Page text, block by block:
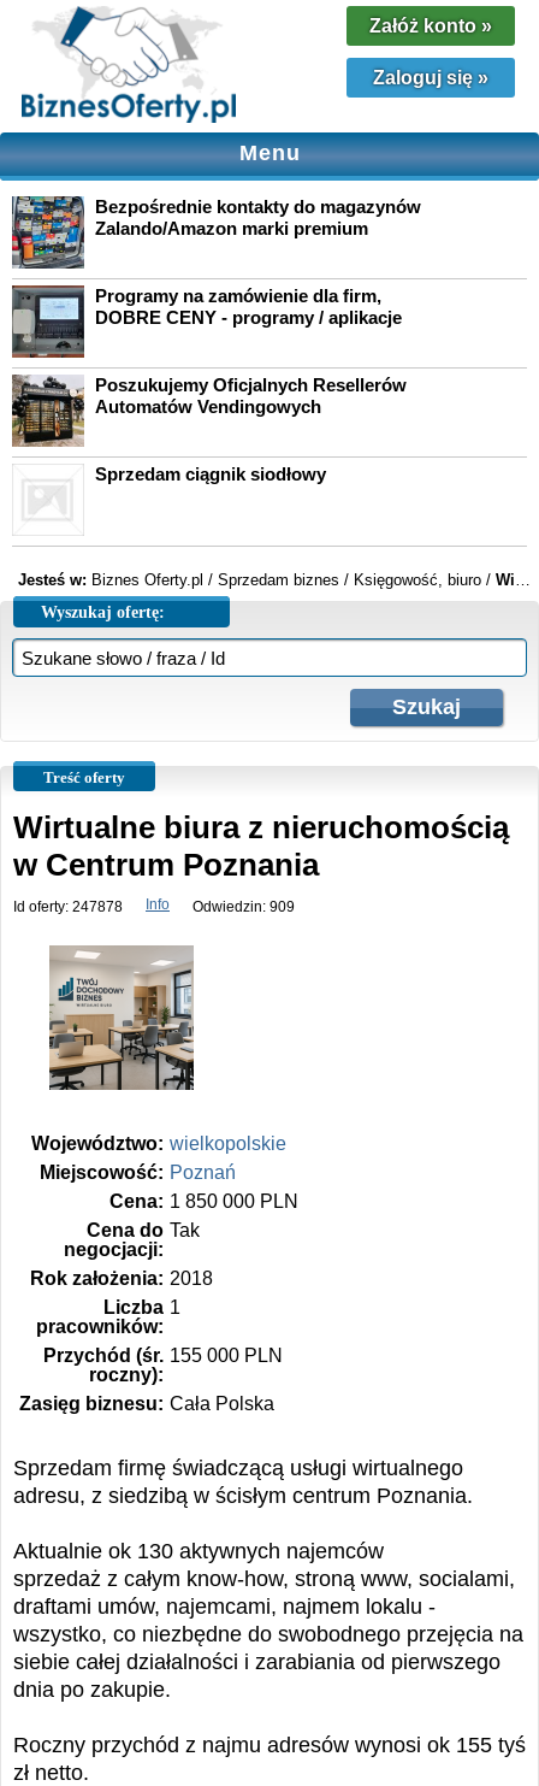
Załóż konto »
Zaloguj się»
Menu
Bezpośrednie kontakty do magazynów
Zalando/Amazon marki premium
Programy na zamówienie dla firm,
DOBRE CENY - programy / aplikacje
Poszukujemy Oficjalnych Resellerów
Automatów Vendingowych
Sprzedam ciągnik siodłowy
Jesteś w: Biznes Oferty.pl / Sprzedam biznes / Księgowość, biuro / Wirtualne biura z nieruchomością w Centrum Poznania
Wyszukaj ofertę:
Treść oferty
Wirtualne biura z nieruchomością
w Centrum Poznania
Id oferty: 247878 Info Odwiedzin: 909
Województwo: wielkopolskie
Miejscowość: Poznań
Cena: 1 850 000 PLN
Cena do
negocjacji:
Tak
Rok założenia: 2018
Liczba
pracowników:
1
Przychód (śr.
roczny):
155 000 PLN
Zasięg biznesu: Cała Polska
Sprzedam firmę świadczącą usługi wirtualnego
adresu, z siedzibą w ścisłym centrum Poznania.
Aktualnie ok 130 aktywnych najemców
sprzedaż z całym know-how, stroną www, socialami,
draftami umów, najemcami, najmem lokalu -
wszystko, co niezbędne do swobodnego przejęcia na
siebie całej działalności i zarabiania od pierwszego
dnia po zakupie.
Roczny przychód z najmu adresów wynosi ok 155 tyś
zł netto.